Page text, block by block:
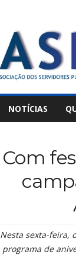
NOTÍCIAS
Com
Nesta sexta-feira,
programa de